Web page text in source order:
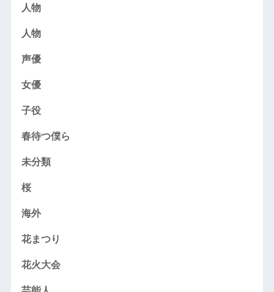
人物
人物
声優
女優
子役
春待つ僕ら
未分類
桜
海外
花まつり
花火大会